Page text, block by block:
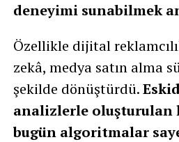
deneyimi sunabilmek
Özellikle dijital
zekâ, medya satın alma
şekilde dönüştürdü.
analizlerle oluşturulan
bugün algoritmalar